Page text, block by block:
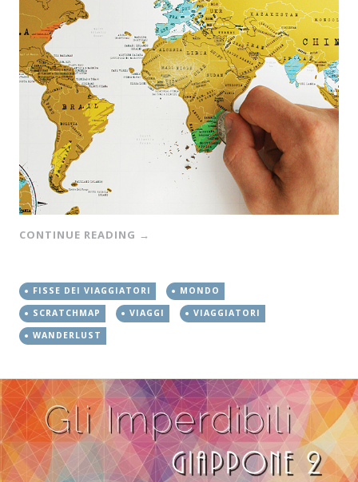
CONTINUE READING →
FISSE DEI VIAGGIATORI
MONDO
SCRATCHMAP
VIAGGI
VIAGGIATORI
WANDERLUST